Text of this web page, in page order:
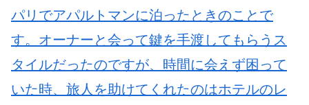
パリでアパルトマンに泊ったときのことで
す。オーナーと会って鍵を手渡してもらうス
タイルだったのですが、時間に会えず困って
いた時、旅人を助けてくれたのはホテルのレ